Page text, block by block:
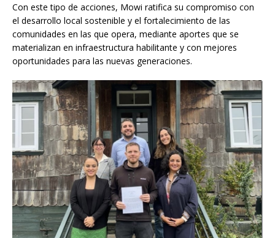
Con este tipo de acciones, Mowi ratifica su compromiso con
el desarrollo local sostenible y el fortalecimiento de las
comunidades en las que opera, mediante aportes que se
materializan en infraestructura habilitante y con mejores
oportunidades para las nuevas generaciones.